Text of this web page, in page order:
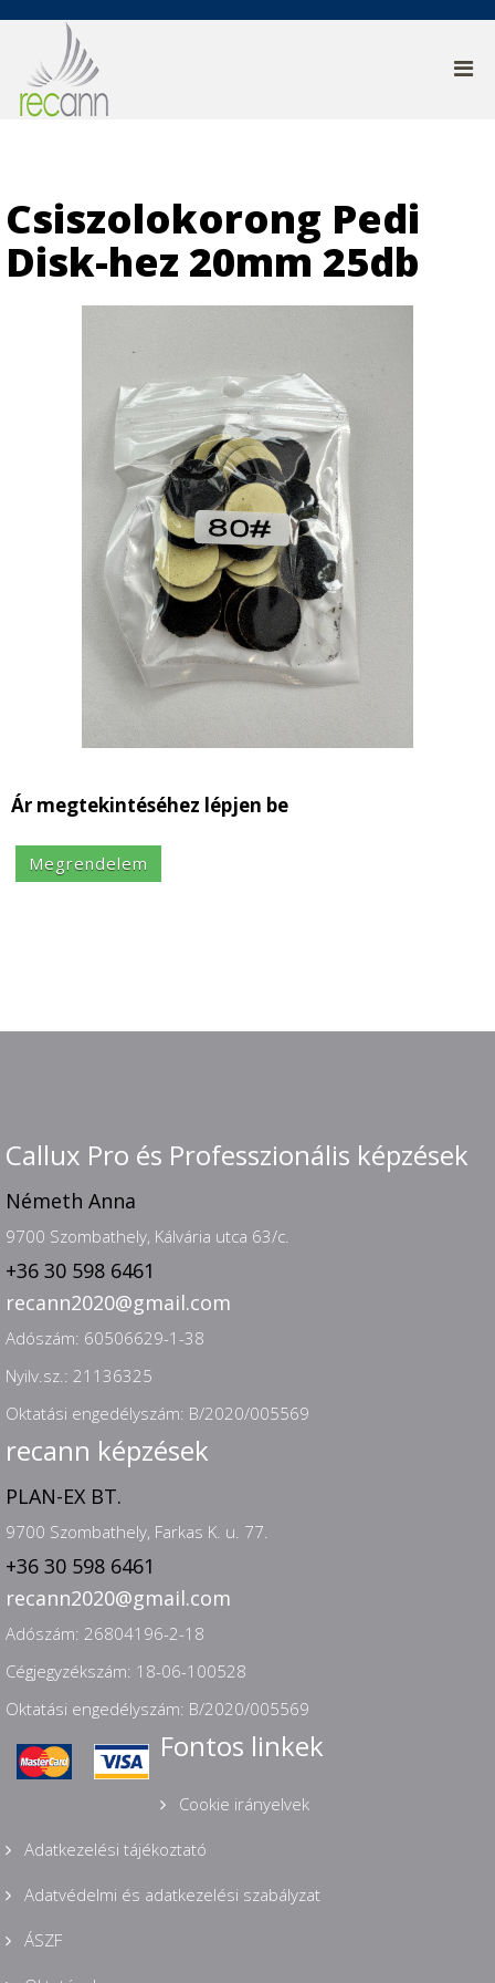
Csiszolokorong Pedi
Disk-hez 20mm 25db
Ár megtekintéséhez lépjen be
Megrendelem
Callux Pro és Professzionális képzések
Németh Anna
9700 Szombathely, Kálvária utca 63/c.
+36 30 598 6461
recann2020@gmail.com
Adószám: 60506629-1-38
Nyilv.sz.: 21136325
Oktatási engedélyszám: B/2020/005569
recann képzések
PLAN-EX BT.
9700 Szombathely, Farkas K. u. 77.
+36 30 598 6461
recann2020@gmail.com
Adószám: 26804196-2-18
Cégjegyzékszám: 18-06-100528
Oktatási engedélyszám: B/2020/005569
Fontos linkek
Cookie irányelvek
Adatkezelési tájékoztató
Adatvédelmi és adatkezelési szabályzat
ÁSZF